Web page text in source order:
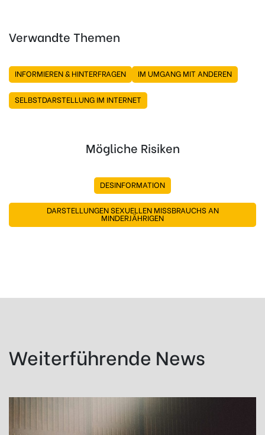
Verwandte Themen
INFORMIEREN & HINTERFRAGEN IM UMGANG MIT ANDEREN
SELBSTDARSTELLUNG IM INTERNET
Mögliche Risiken
DESINFORMATION
DARSTELLUNGEN SEXUELLEN MISSBRAUCHS AN
MINDERJÄHRIGEN
Weiterführende News